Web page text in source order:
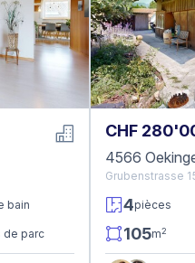
bain
de parc
CHF
4566
Grubenstrasse
4pièces
105m2